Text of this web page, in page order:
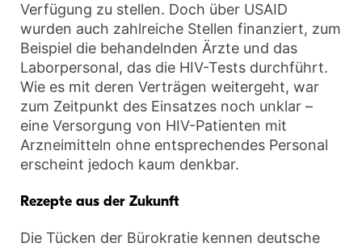
Verfügung zu stellen. Doch über USAID
wurden auch zahlreiche Stellen finanziert, zum
Beispiel die behandelnden Ärzte und das
Laborpersonal, das die HIV-Tests durchführt.
Wie es mit deren Verträgen weitergeht, war
zum Zeitpunkt des Einsatzes noch unklar –
eine Versorgung von HIV-Patienten mit
Arzneimitteln ohne entsprechendes Personal
erscheint jedoch kaum denkbar.
Rezepte aus der Zukunft
Die Tücken der Bürokratie kennen deutsche